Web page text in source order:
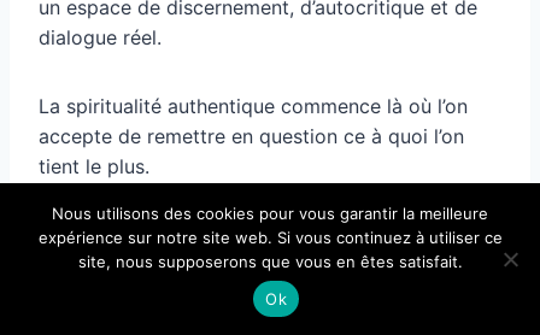
un espace de discernement, d’autocritique et de
dialogue réel.
La spiritualité authentique commence là où l’on
accepte de remettre en question ce à quoi l’on
tient le plus.
Et ça – t’aimes pas trop beaucoup ça. 🙃
PS : Les mécanismes psychologiques décortiqués
Nous utilisons des cookies pour vous garantir la meilleure
expérience sur notre site web. Si vous continuez à utiliser ce
site, nous supposerons que vous en êtes satisfait.
Ok